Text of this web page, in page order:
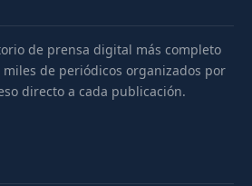
de prensa digital más completo
de periódicos organizados por
directo a cada publicación.